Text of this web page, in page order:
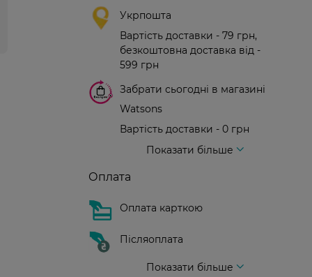
Укрпошта
Вартість доставки - 79 грн,
безкоштовна доставка від -
599 грн
Забрати сьогодні в магазині
Watsons
Вартість доставки - 0 грн
Показати більше
Оплата
Оплата карткою
Післяоплата
Показати більше